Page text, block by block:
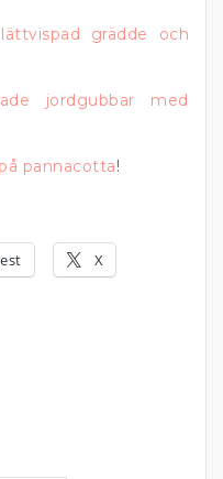
grädde och
jordgubbar med
pannacotta!
X